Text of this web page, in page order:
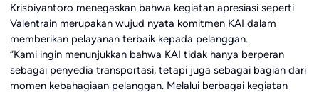
Krisbiyantoro menegaskan bahwa kegiatan apresiasi seperti
Valentrain merupakan wujud nyata komitmen KAI dalam
memberikan pelayanan terbaik kepada pelanggan.
“Kami ingin menunjukkan bahwa KAI tidak hanya berperan
sebagai penyedia transportasi, tetapi juga sebagai bagian dari
momen kebahagiaan pelanggan. Melalui berbagai kegiatan